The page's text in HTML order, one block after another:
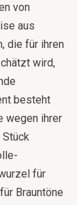
von
aus
die für ihren
wird,
besteht
wegen ihrer
für
Brauntöne